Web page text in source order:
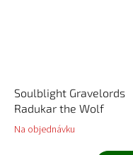
Soulblight Gravelords
Radukar the Wolf
Na objednávku